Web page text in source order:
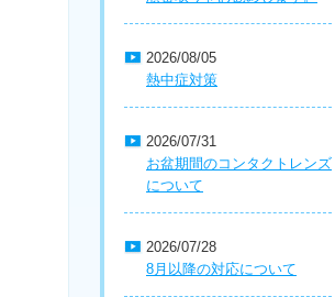
2026/08/05
熱中症対策
2026/07/31
お盆期間のコンタクトレンズ
について
2026/07/28
8月以降の対応について